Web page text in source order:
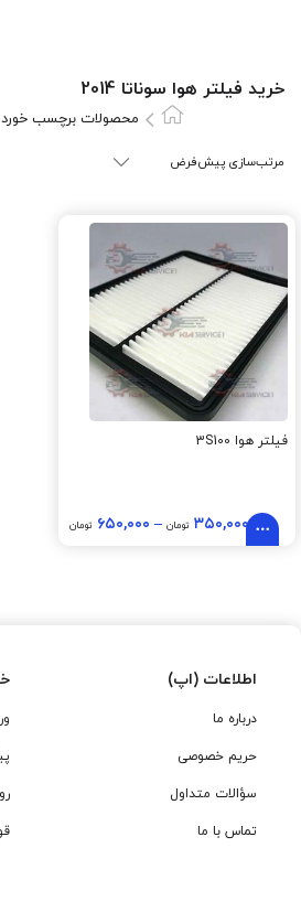
خرید فیلتر هوا سوناتا 2014
محصولات برچسب خورده
فیلتر هوا 3S100
۳۵۰,۰۰۰ تومان– ۶۵۰,۰۰۰ تومان
اطلاعات (اپ)
درباره ما
حریم خصوصی
سؤالات متداول
تماس با ما